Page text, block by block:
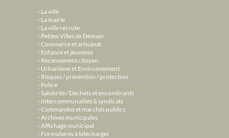
La ville
La mairie
La ville recrute
Petites Villes de Demain
Commerce et artisanat
Enfance et jeunesse
Recensement citoyen
Urbanisme et Environnement
Risques / prévention / protection
Police
Salubrité / Déchets et encombrants
Intercommunalités & syndicats
Commandes et marchés publics
Archives municipales
Affichage municipal
Formulaires à télécharger